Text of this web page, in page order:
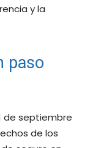
y la
paso
de septiembre
de los